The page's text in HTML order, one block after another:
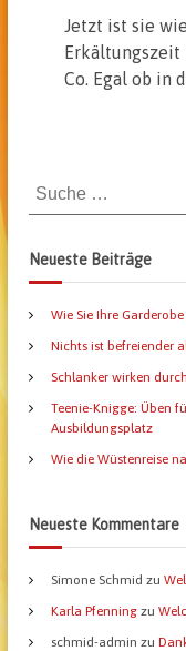
Jetzt ist sie
Erkältungszeit
Co. Egal ob in
S
u
h
n
a
c
h
Neueste Beiträge
Wie Sie Ihre
Nichts ist befreiender
Schlanker wirken
Teenie-Knigge: Üben
Ausbildungsplatz
Wie die Wüstenreise
Neueste Kommentare
Simone Schmid zu
Karla Pfenning zu
schmid-admin zu